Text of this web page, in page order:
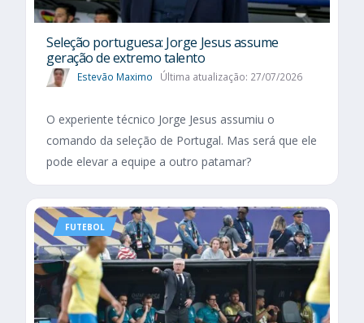
Seleção portuguesa: Jorge Jesus assume
geração de extremo talento
Estevão Maximo Última atualização: 27/07/2026
O experiente técnico Jorge Jesus assumiu o
comando da seleção de Portugal. Mas será que ele
pode elevar a equipe a outro patamar?
FUTEBOL